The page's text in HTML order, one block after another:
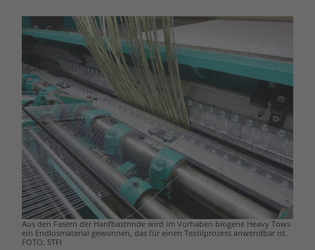
Aus den Fasern der Hanfbastrinde wird im Vorhaben biogene Heavy Tows
ein Endlosmaterial gewonnen, das für einen Textilprozess anwendbar ist.
FOTO: STFI